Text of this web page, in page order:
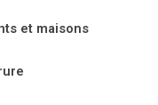
et maisons